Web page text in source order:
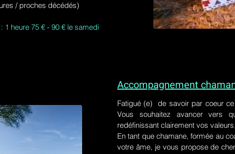
/ proches décédés)
1 heure 75 € - 90 € le samedi
Accompagnement
Fatigué (e) de savoir par coeur
Vous souhaitez avancer vers
redéfinissant clairement vos
En tant que chamane, formée au
votre âme, je vous propose de